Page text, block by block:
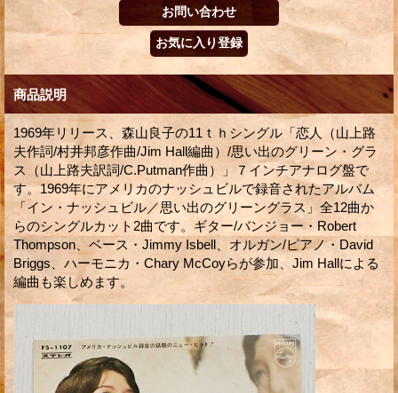
商品説明
1969年リリース、森山良子の11ｔｈシングル「恋人（山上路
夫作詞/村井邦彦作曲/Jim Hall編曲）/思い出のグリーン・グラ
ス（山上路夫訳詞/C.Putman作曲）」７インチアナログ盤で
す。1969年にアメリカのナッシュビルで録音されたアルバム
「イン・ナッシュビル／思い出のグリーングラス」全12曲か
らのシングルカット2曲です。ギター/バンジョー・Robert
Thompson、ベース・Jimmy Isbell、オルガン/ピアノ・David
Briggs、ハーモニカ・Chary McCoyらが参加、Jim Hallによる
編曲も楽しめます。